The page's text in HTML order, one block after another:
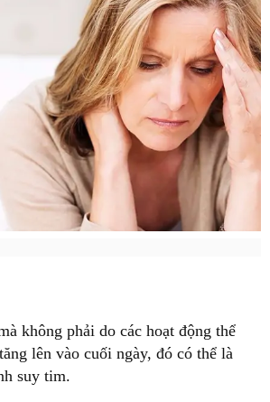
không phải do các hoạt động thể
lên vào cuối ngày, đó có thể là
suy tim.